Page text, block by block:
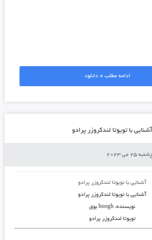
ادامه مطلب + دانلود
آشنایی با تویوتا لندکروزر پرادو
25 می 2023
آشنایی با تویوتا لندکروزر پرادو
آشنایی با تویوتا لندکروزر پرادو
نویسنده: boogh بوق
تویوتا لندکروزر پرادو